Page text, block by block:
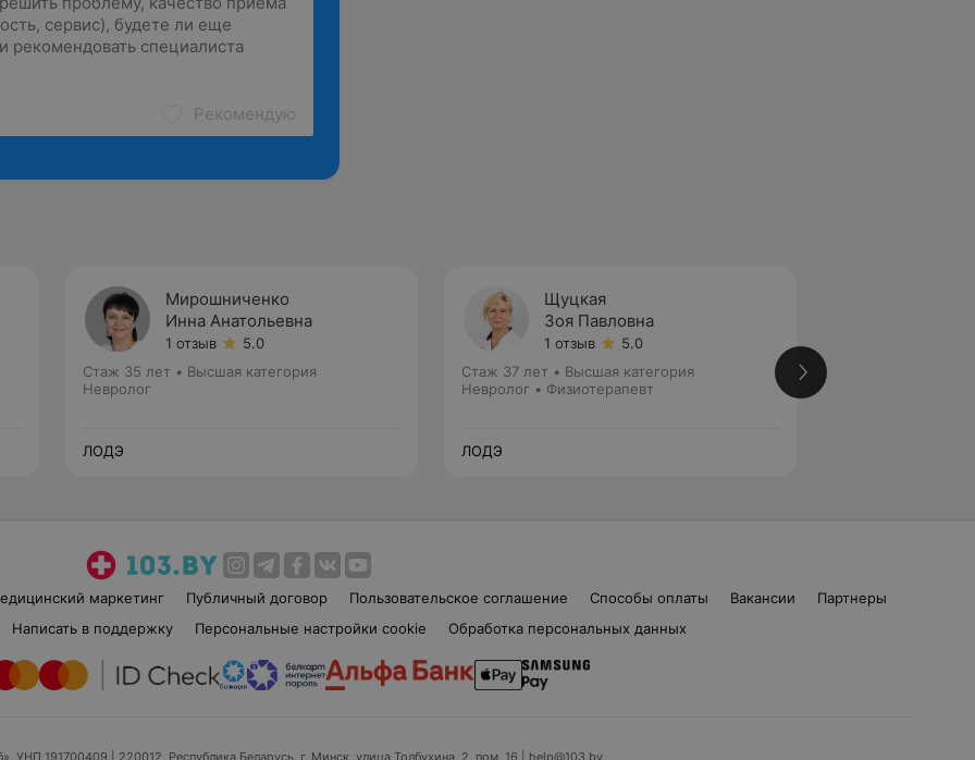
Рекомендую
Мирошниченко
Инна Анатольевна
1 отзыв
5.0
Стаж 35 лет • Высшая категория
Невролог
ЛОДЭ
Щуцкая
Зоя Павловна
1 отзыв
5.0
Стаж 37 лет • Высшая категория
Невролог • Физиотерапевт
ЛОДЭ
маркетинг Публичный договор Пользовательское соглашение Способы оплаты Вакансии
Партнеры
Написать в поддержку Персональные настройки cookie Обработка персональных данных
УНП 191700409 | 220012, Республика Беларусь, г. Минск, улица Толбухина, 2, пом. 16 | help@103.by